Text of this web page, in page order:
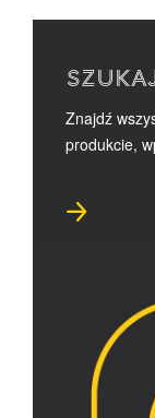
Znajdź
produkcie,